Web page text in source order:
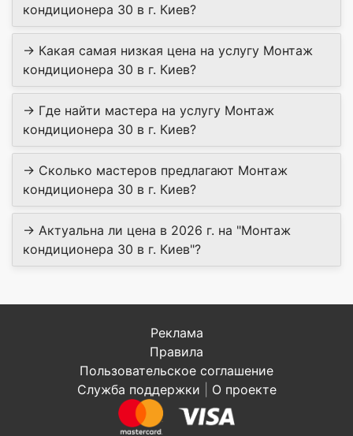
кондиционера 30 в г. Киев?
→ Какая самая низкая цена на услугу Монтаж
кондиционера 30 в г. Киев?
→ Где найти мастера на услугу Монтаж
кондиционера 30 в г. Киев?
→ Сколько мастеров предлагают Монтаж
кондиционера 30 в г. Киев?
→ Актуальна ли цена в 2026 г. на "Монтаж
кондиционера 30 в г. Киев"?
Реклама
Правила
Пользовательское соглашение
Служба поддержки
О проекте